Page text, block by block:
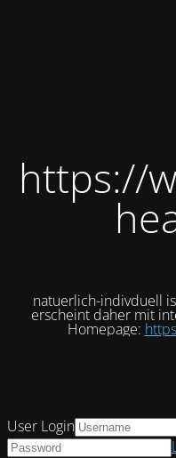
https://
natuerlich-indivduell
erscheint daher mit
Homepage:
User Login